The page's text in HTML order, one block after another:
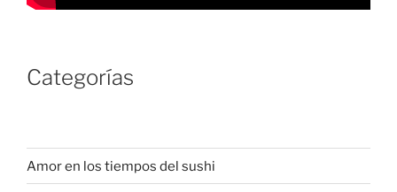
Categorías
Amor en los tiempos del sushi